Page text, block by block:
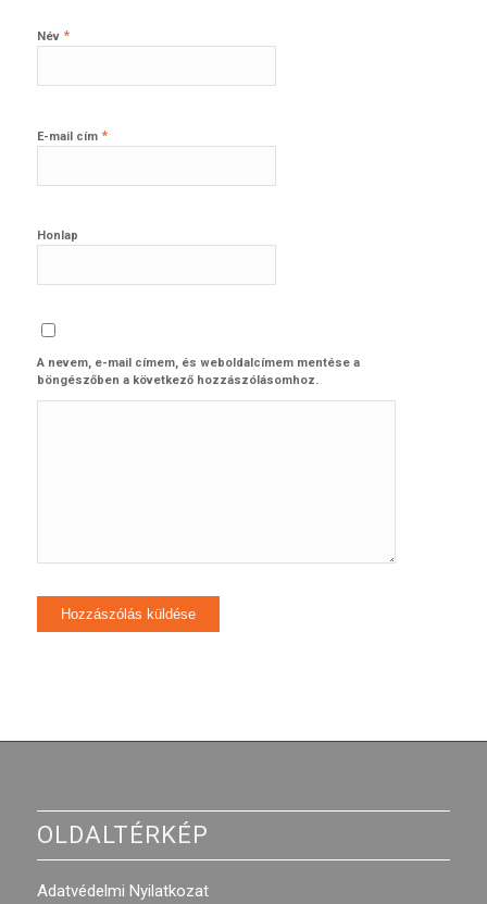
Név *
E-mail cím *
Honlap
A nevem, e-mail címem, és weboldalcímem mentése a
böngészőben a következő hozzászólásomhoz.
OLDALTÉRKÉP
Adatvédelmi Nyilatkozat